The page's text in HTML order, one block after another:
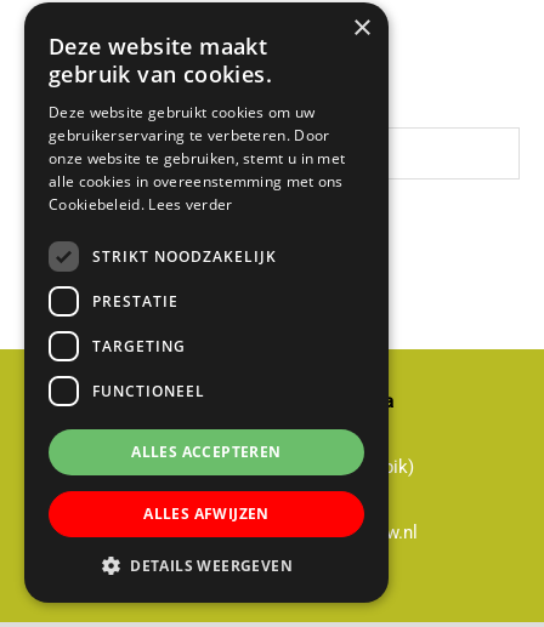
Zoeken:
Zoek
deze
website
Laatste nieuws:
Basisschool Gerardus Majella
Cabauwsekade 51a
3411 ED Cabauw (gemeente Lopik)
directie@gerardusmajella-cabauw.nl
B
×
Deze website maakt
gebruik van cookies.
Deze website gebruikt cookies om uw
gebruikerservaring te verbeteren. Door
onze website te gebruiken, stemt u in met
alle cookies in overeenstemming met ons
Cookiebeleid. Lees verder
STRIKT NOODZAKELIJK
PRESTATIE
TARGETING
FUNCTIONEEL
ALLES ACCEPTEREN
ALLES AFWIJZEN
DETAILS WEERGEVEN